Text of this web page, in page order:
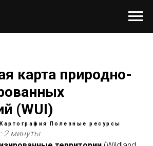
карта природно-
(WUI)
Картография Полезные ресурсы
2 минуты